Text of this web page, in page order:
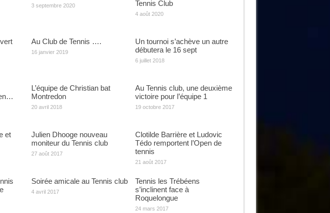
3 septembre 2020
Tennis Club
4 août 2020
Au Club de Tennis ….
16 janvier 2019
Un tournoi s’achève un autre
débutera le 16 sept
6 juillet 2018
L’équipe de Christian bat
Montredon
20 avril 2018
Au Tennis club, une deuxième
victoire pour l’équipe 1
19 octobre 2017
et
Julien Dhooge nouveau
moniteur du Tennis club
27 août 2017
Clotilde Barrière et Ludovic
Tédo remportent l’Open de
tennis
21 août 2017
Soirée amicale au Tennis club
4 avril 2017
Tennis les Trébéens
s’inclinent face à
Roquelongue
24 mars 2017